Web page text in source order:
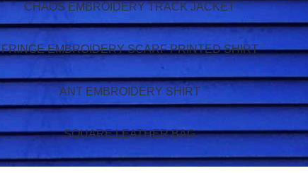
CHAOS EMBROIDERY TRACK JACKET
FRINGE EMBROIDERY SCARF PRINTED SHIRT
ANT EMBROIDERY SHIRT
SQUARE LEATHER BAG